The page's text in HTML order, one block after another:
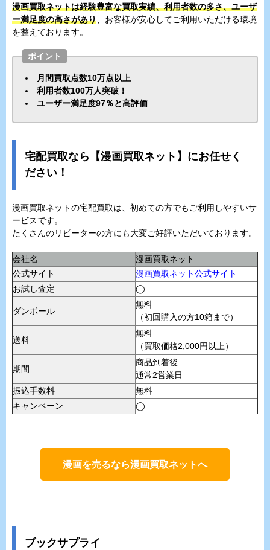
漫画買取ネットは経験豊富な買取実績、利用者数の多さ、ユーザ
ー満足度の高さがあり 、お客様が安心してご利用いただける環境
を整えております。
ポイント
月間買取点数10万点以上
利用者数100万人突破！
ユーザー満足度97％と高評価
宅配買取なら【漫画買取ネット】にお任せく
ださい！
漫画買取ネットの宅配買取は、初めての方でもご利用しやすいサ
ービスです。
たくさんのリピーターの方にも大変ご好評いただいております。
会社名
漫画買取ネット
公式サイト
漫画買取ネット公式サイト
お試し査定
◯
ダンボール
無料
（初回購入の方10箱まで）
送料
無料
（買取価格2,000円以上）
期間
商品到着後
通常2営業日
振込手数料
無料
キャンペーン
◯
漫画を売るなら漫画買取ネットへ
ブックサプライ